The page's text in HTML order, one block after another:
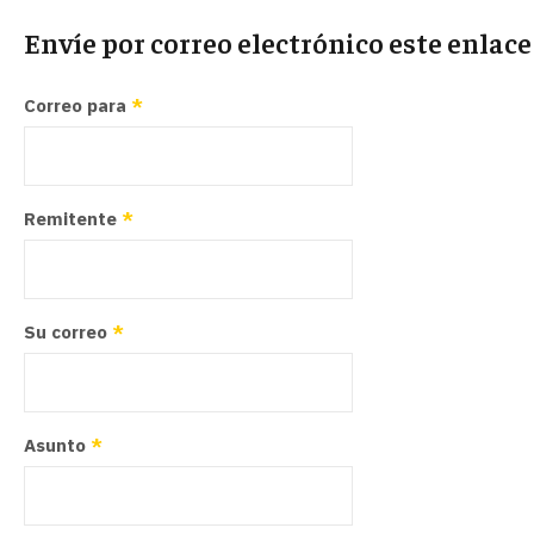
Envíe por correo electrónico este
Correo para *
Remitente *
Su correo *
Asunto *